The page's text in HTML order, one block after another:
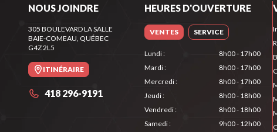
NOUS JOINDRE
305 BOULEVARD LA SALLE
BAIE-COMEAU , QUÉBEC
G4Z 2L5
ITINÉRAIRE
418 296-9191
HEURES D'OUVERTURE
VENTES SERVICE
Lundi:
8h00 - 17h00
Mardi:
8h00 - 17h00
Mercredi:
8h00 - 17h00
Jeudi:
8h00 - 18h00
Vendredi:
8h00 - 18h00
Samedi:
9h00 - 12h00